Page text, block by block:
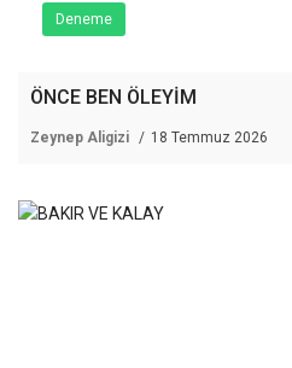
Deneme
ÖNCE BEN ÖLEYİM
Zeynep Aligizi 18 Temmuz 2026